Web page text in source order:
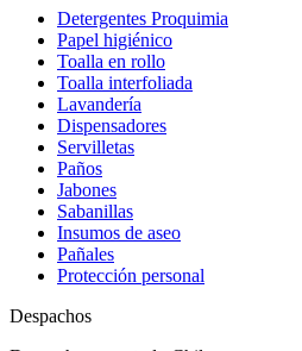
Detergentes Proquimia
Papel higiénico
Toalla en rollo
Toalla interfoliada
Lavandería
Dispensadores
Servilletas
Paños
Jabones
Sabanillas
Insumos de aseo
Pañales
Protección personal
Despachos